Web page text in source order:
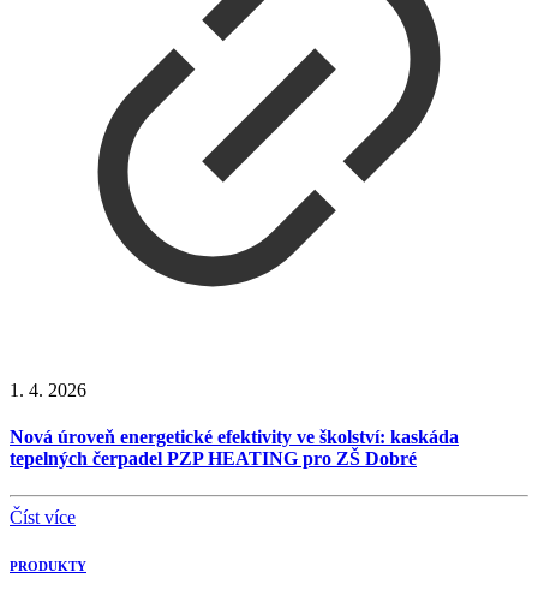
1. 4. 2026
Nová úroveň energetické efektivity ve školství: kaskáda
tepelných čerpadel PZP HEATING pro ZŠ Dobré
Číst více
PRODUKTY